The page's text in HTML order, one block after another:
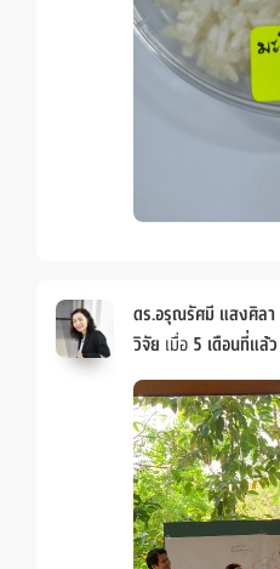
ดร.อรุณรัศมี แสงศิลา
วิจัย เมื่อ 5 เดือนที่แล้ว